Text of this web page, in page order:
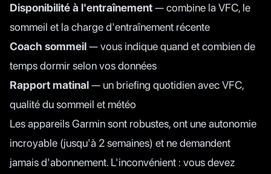
Disponibilité à l'entraînement— combine la VFC, le
sommeil et la charge d'entraînement récente
Coach sommeil— vous indique quand et combien de
temps dormir selon vos données
Rapport matinal— un briefing quotidien avec VFC,
qualité du sommeil et météo
Les appareils Garmin sont robustes, ont une autonomie
incroyable (jusqu'à 2 semaines) et ne demandent
jamais d'abonnement. L'inconvénient : vous devez